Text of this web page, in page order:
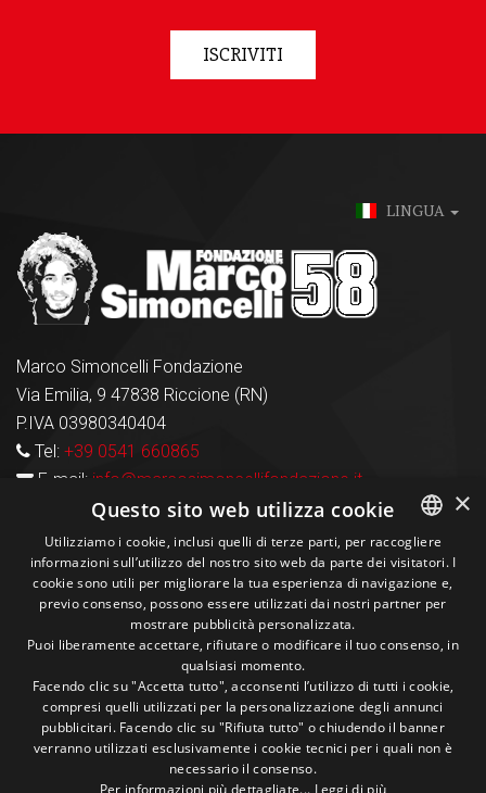
ISCRIVITI
LINGUA
Marco Simoncelli Fondazione
Via Emilia, 9 47838 Riccione (RN)
P.IVA 03980340404
Tel: +39 0541 660865
E-mail: info@marcosimoncellifondazione.it
Carte Accettate
Seguici sui social
1M
Followers
13k
Followers
10+
Followers
300+
Followers
ITALIAN
ENGLISH
×
Questo sito web utilizza cookie
Utilizziamo i cookie, inclusi quelli di terze parti, per raccogliere
informazioni sull’utilizzo del nostro sito web da parte dei visitatori. I
cookie sono utili per migliorare la tua esperienza di navigazione e,
previo consenso, possono essere utilizzati dai nostri partner per
mostrare pubblicità personalizzata.
Puoi liberamente accettare, rifiutare o modificare il tuo consenso, in
qualsiasi momento.
Facendo clic su "Accetta tutto", acconsenti l’utilizzo di tutti i cookie,
compresi quelli utilizzati per la personalizzazione degli annunci
pubblicitari. Facendo clic su "Rifiuta tutto" o chiudendo il banner
verranno utilizzati esclusivamente i cookie tecnici per i quali non è
necessario il consenso.
Per informazioni più dettagliate... Leggi di più